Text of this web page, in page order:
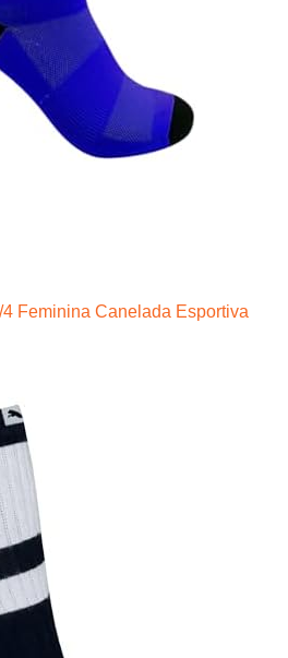
Feminina Canelada Esportiva